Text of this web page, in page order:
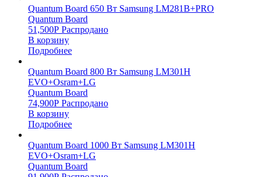
Quantum Board 650 Вт Samsung LM281B+PRO
Quantum Board
51,500Р Распродано
В корзину
Подробнее
Quantum Board 800 Вт Samsung LM301H
EVO+Osram+LG
Quantum Board
74,900Р Распродано
В корзину
Подробнее
Quantum Board 1000 Вт Samsung LM301H
EVO+Osram+LG
Quantum Board